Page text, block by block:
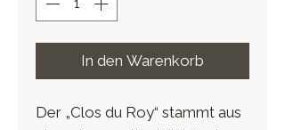
In den Warenkorb
Der „Clos du Roy“ stammt aus